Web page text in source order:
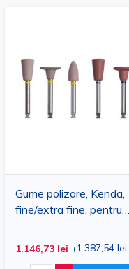
Gume polizare, Kenda,
fine/extra fine, pentru
forme, 100 bucati
1.146,73 lei ( 1.387,54 lei